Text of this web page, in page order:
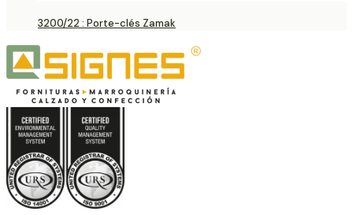
3200/22 : Porte-clés Zamak